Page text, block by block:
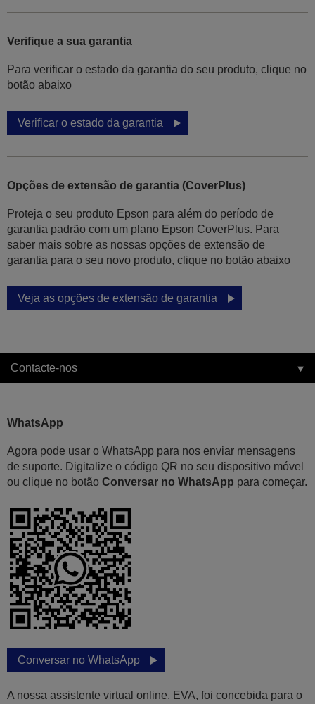
Verifique a sua garantia
Para verificar o estado da garantia do seu produto, clique no
botão abaixo
Verificar o estado da garantia
Opções de extensão de garantia (CoverPlus)
Proteja o seu produto Epson para além do período de
garantia padrão com um plano Epson CoverPlus. Para
saber mais sobre as nossas opções de extensão de
garantia para o seu novo produto, clique no botão abaixo
Veja as opções de extensão de garantia
Contacte-nos
WhatsApp
Agora pode usar o WhatsApp para nos enviar mensagens
de suporte. Digitalize o código QR no seu dispositivo móvel
ou clique no botão Conversar no WhatsApp para começar.
Conversar no WhatsApp
A nossa assistente virtual online, EVA, foi concebida para o